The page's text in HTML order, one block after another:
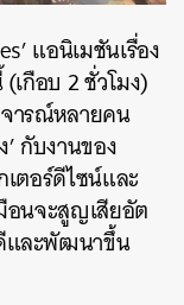
แอนิเมชันเรื่อง
เกือบ 2 ชั่วโมง)
ารณ์หลายคน
กับงานของ
ตอร์ดีไซน์และ
อนจะสูญเสียอัต
และพัฒนาขึ้น